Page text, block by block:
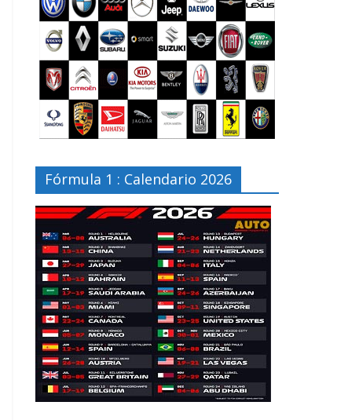
Fórmula 1 : Calendario 2026